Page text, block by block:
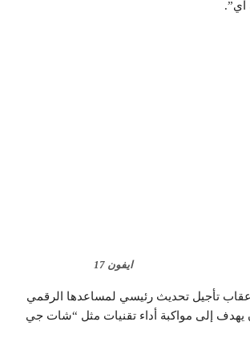
آي”.
17
تأجيل تحديث رئيسي لمساعدها الرقمي
يهدف إلى مواكبة أداء تقنيات مثل “شات جي